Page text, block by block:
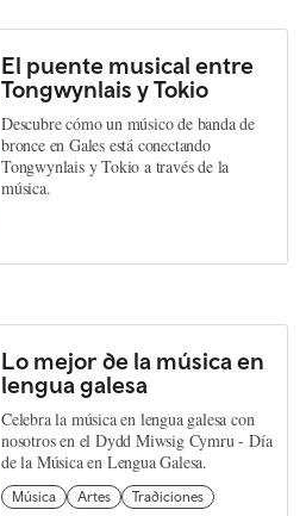
El puente musical entre
Tongwynlais y Tokio
Descubre cómo un músico de banda de
bronce en Gales está conectando
Tongwynlais y Tokio a través de la
música.
Lo mejor de la música en
lengua galesa
Celebra la música en lengua galesa con
nosotros en el Dydd Miwsig Cymru - Día
de la Música en Lengua Galesa.
Música Artes Tradiciones